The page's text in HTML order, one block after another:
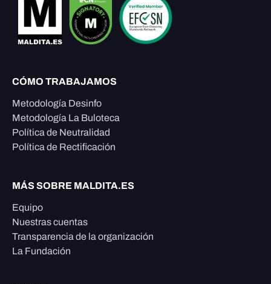
CÓMO TRABAJAMOS
Metodología Desinfo
Metodología La Buloteca
Política de Neutralidad
Política de Rectificación
MÁS SOBRE MALDITA.ES
Equipo
Nuestras cuentas
Transparencia de la organización
La Fundación